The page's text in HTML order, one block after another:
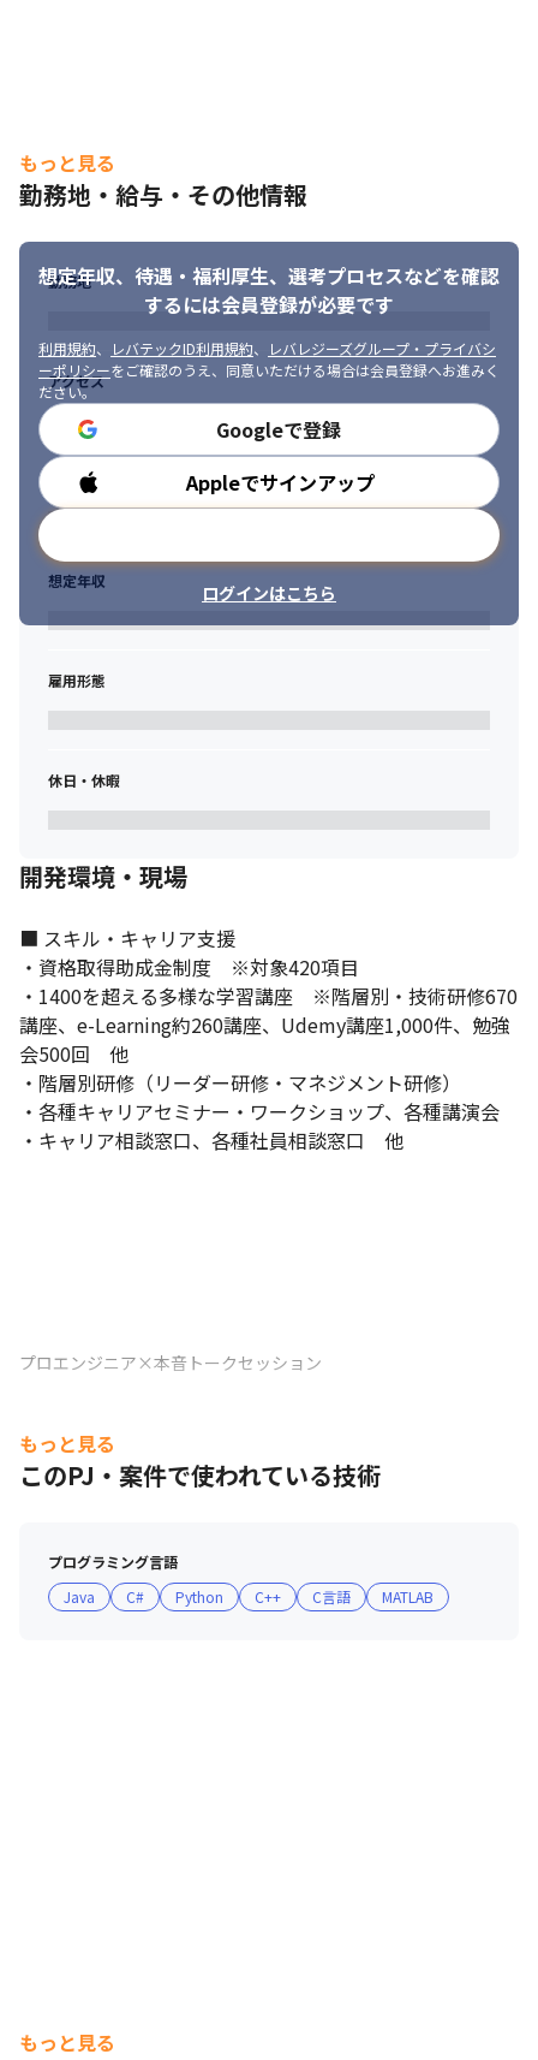
──────────────────
【当社について】
──────────────────
売上1兆円超の東証プライム上場グループ基盤をもとに、多様な働
き方についても力を入れております。
年間休日124日・完全週休二日制（土日祝）・残業平均16h・有休
が可能です。
＃目指したいエンジニア像を叶える環境・制度が充実！
年間5億円規模の教育制度、1400以上の研修講座をご用意してお
ります。
若手～中堅～ベテラン向けの講座や技術領域ごとの講座、マネジ
メントについての講座等、幅広い属性の社員に向けて対応可能で
す。
※資格取得助成金制度（420項目）、e-Learning（260講座）・
Udemy（1000講座）のオンライン学習など、多彩な学習講座で専
当社は大手人材会社と完成車メーカー開発会社から生まれた会社
取引顧客3000社と幅広い業界の案件に携わっており、研究開発が
る環境が整っています。
もっと見る
勤務地・給与・その他情報
想定年収、待遇・福利厚生、 選考プロセスなどを確認
するには会員登録が必要です
利用規約、 レバテックID利用規約、
レバレジーズグループ・プライバシ
ーポリシーをご確認のうえ、同意いただける場合は会員登録へお進みく
ださい。
Googleで登録
Appleでサインアップ
ログインはこちら
勤務地
アクセス
勤務時間
想定年収
雇用形態
休日・休暇
開発環境・現場
■ スキル・キャリア支援
・資格取得助成金制度　※対象420項目
・1400を超える多様な学習講座　※階層別・技術研修670
講座、e-Learning約260講座、Udemy講座1,000件、勉強
会500回　他
・階層別研修（リーダー研修・マネジメント研修）
・各種キャリアセミナー・ワークショップ、各種講演会
・キャリア相談窓口、各種社員相談窓口　他
プロエンジニア×本音トークセッション
SkyDrive×パーソルクロステクノロジー
もっと見る
このPJ・案件で使われている技術
プログラミング言語
Java
C# Python C++ C言語 MATLAB
もっと見る